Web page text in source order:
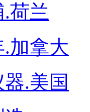
荷兰
加拿大
.美国